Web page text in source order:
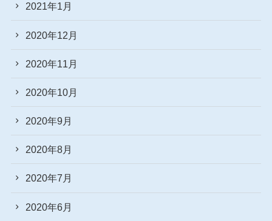
2021年1月
2020年12月
2020年11月
2020年10月
2020年9月
2020年8月
2020年7月
2020年6月